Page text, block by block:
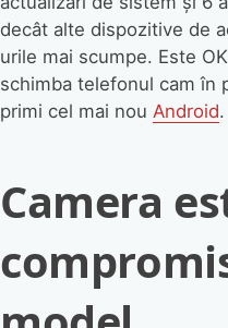
decât alte dispozitive de
urile mai scumpe. Este
schimba telefonul cam în
primi cel mai nou Android.
Camera